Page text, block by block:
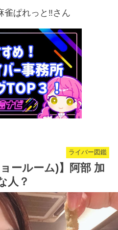
雀ぱれっと‼︎さん
ライバー図鑑
ールーム)】阿部 加
人？